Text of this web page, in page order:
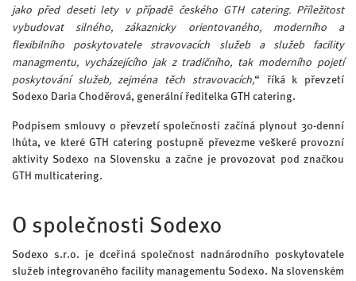
jako před deseti lety v případě českého GTH catering. Příležitost
vybudovat silného, zákaznicky orientovaného, moderního a
flexibilního poskytovatele stravovacích služeb a služeb facility
managmentu, vycházejícího jak z tradičního, tak moderního pojetí
poskytování služeb, zejména těch stravovacích,“ říká k převzetí
Sodexo Daria Choděrová, generální ředitelka GTH catering.
Podpisem smlouvy o převzetí společnosti začíná plynout 30-denní
lhůta, ve které GTH catering postupně převezme veškeré provozní
aktivity Sodexo na Slovensku a začne je provozovat pod značkou
GTH multicatering.
O společnosti Sodexo
Sodexo s.r.o. je dceřiná společnost nadnárodního poskytovatele
služeb integrovaného facility managementu Sodexo. Na slovenském